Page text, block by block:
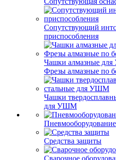
Сопутствующий
приспособления
Чашки алмазные
Фрезы алмазные по
Чашки
для УШМ
Пневмооборудование
Средства защиты
Сварочное